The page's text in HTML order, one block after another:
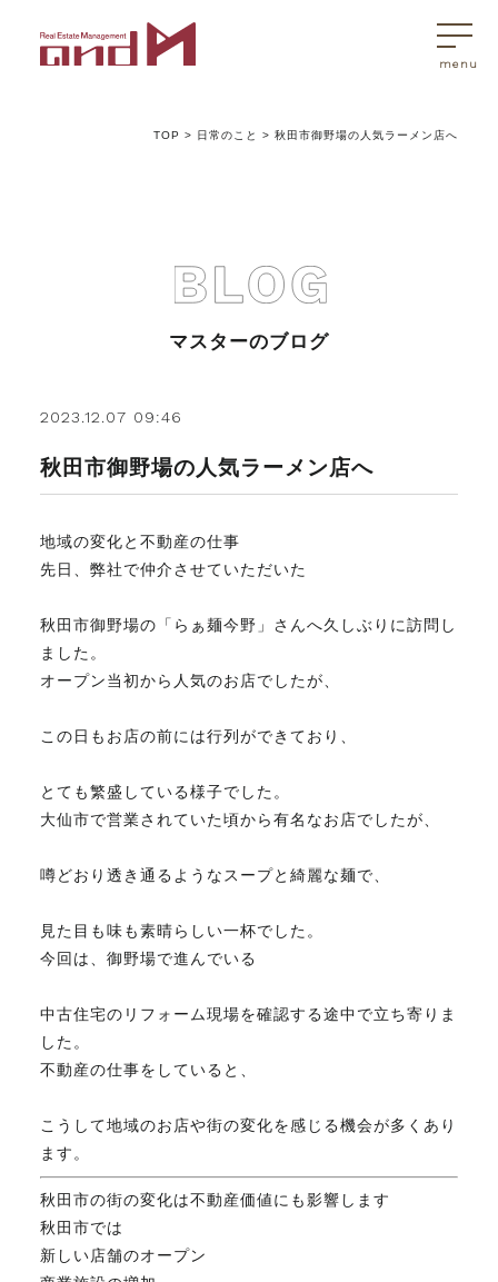
アンドエムが選ばれる理由
不動産売買Q&A
不動産のお悩み解決
マスターおすすめ物件
スタッフ紹介
マスターのブログ
開催日：平日9:30－17:30／
定休日：第2第4土曜日および日曜祝祭日
無料相談、お問い合わせはこちら
TOP > 日常のこと >秋田市御野場の人気ラーメン店へ
マスターのブログ
2023.12.07 09:46
秋田市御野場の人気ラーメン店へ
地域の変化と不動産の仕事
先日、弊社で仲介させていただいた
秋田市御野場の「らぁ麺今野」さんへ久しぶりに訪問し
ました。
オープン当初から人気のお店でしたが、
この日もお店の前には行列ができており、
とても繁盛している様子でした。
大仙市で営業されていた頃から有名なお店でしたが、
噂どおり透き通るようなスープと綺麗な麺で、
見た目も味も素晴らしい一杯でした。
今回は、御野場で進んでいる
中古住宅のリフォーム現場を確認する途中で立ち寄りま
した。
不動産の仕事をしていると、
こうして地域のお店や街の変化を感じる機会が多くあり
ます。
秋田市の街の変化は不動産価値にも影響します
秋田市では
新しい店舗のオープン